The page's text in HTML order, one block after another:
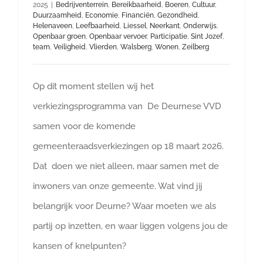
2025 Bedrijventerrein, Bereikbaarheid, Boeren, Cultuur,
Duurzaamheid, Economie, Financiën, Gezondheid,
Helenaveen, Leefbaarheid, Liessel, Neerkant, Onderwijs,
Openbaar groen, Openbaar vervoer, Participatie, Sint Jozef,
team, Veiligheid, Vlierden, Walsberg, Wonen, Zeilberg
Op dit moment stellen wij het
verkiezingsprogramma van De Deurnese VVD
samen voor de komende
gemeenteraadsverkiezingen op 18 maart 2026.
Dat doen we niet alleen, maar samen met de
inwoners van onze gemeente. Wat vind jij
belangrijk voor Deurne? Waar moeten we als
partij op inzetten, en waar liggen volgens jou de
kansen of knelpunten?